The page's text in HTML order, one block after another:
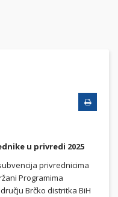
u privredi 2025
privrednicima
Programima
Brčko distritka BiH